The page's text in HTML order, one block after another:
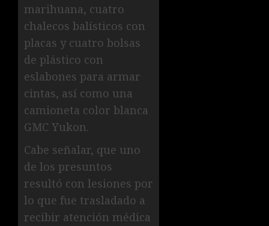
marihuana, cuatro
chalecos balísticos con
placas y cuatro bolsas
de plástico con
eslabones para armar
cintas, así como una
camioneta color blanca
GMC Yukon.
Cabe señalar, que uno
de los presuntos
resultó con lesiones por
lo que fue trasladado a
recibir atención médica